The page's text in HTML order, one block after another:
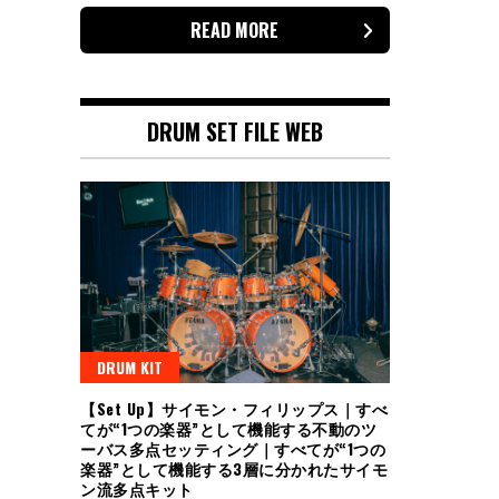
READ MORE
DRUM SET FILE WEB
DRUM KIT
【Set Up】サイモン・フィリップス｜すべ
てが“1つの楽器”として機能する不動のツ
ーバス多点セッティング｜すべてが“1つの
楽器”として機能する3層に分かれたサイモ
ン流多点キット